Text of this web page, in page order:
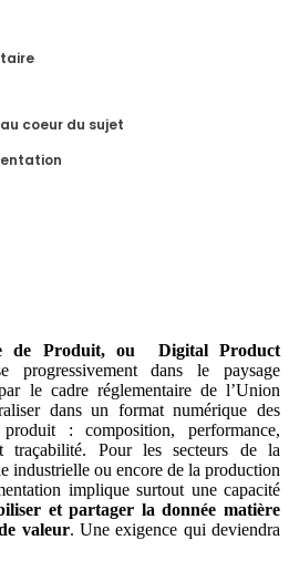
coeur du sujet
de Produit, ou Digital Product
progressivement dans le paysage
le cadre réglementaire de l’Union
dans un format numérique des
: composition, performance,
traçabilité. Pour les secteurs de la
industrielle ou encore de la production
implique surtout une capacité
et partager la donnée matière
valeur. Une exigence qui deviendra